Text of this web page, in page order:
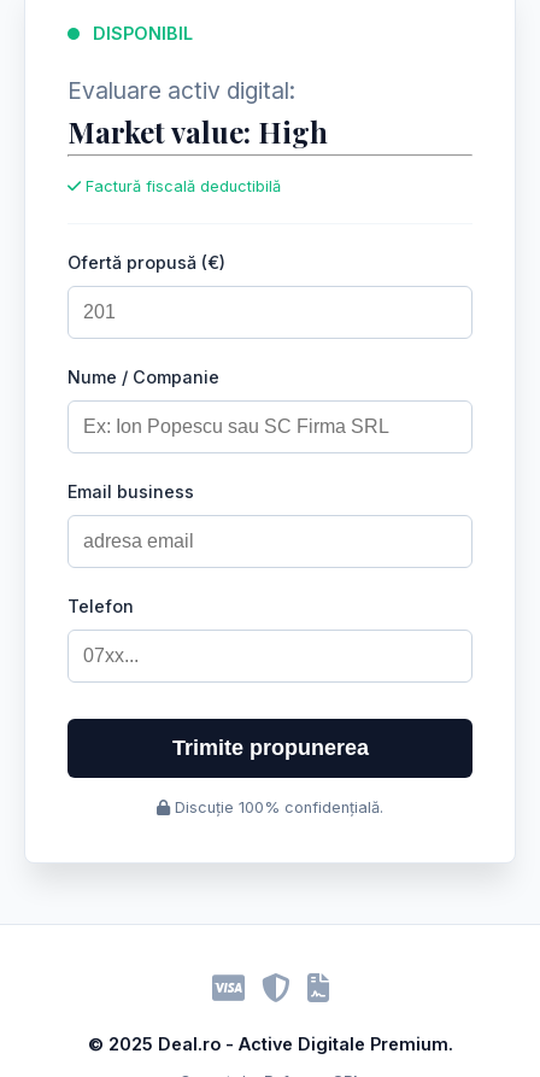
DISPONIBIL
Evaluare activ digital:
Market value: High
Factură fiscală deductibilă
Ofertă propusă (€)
Nume / Companie
Email business
Telefon
Trimite propunerea
Discuție 100% confidențială.
© 2025 Deal.ro - Active Digitale Premium.